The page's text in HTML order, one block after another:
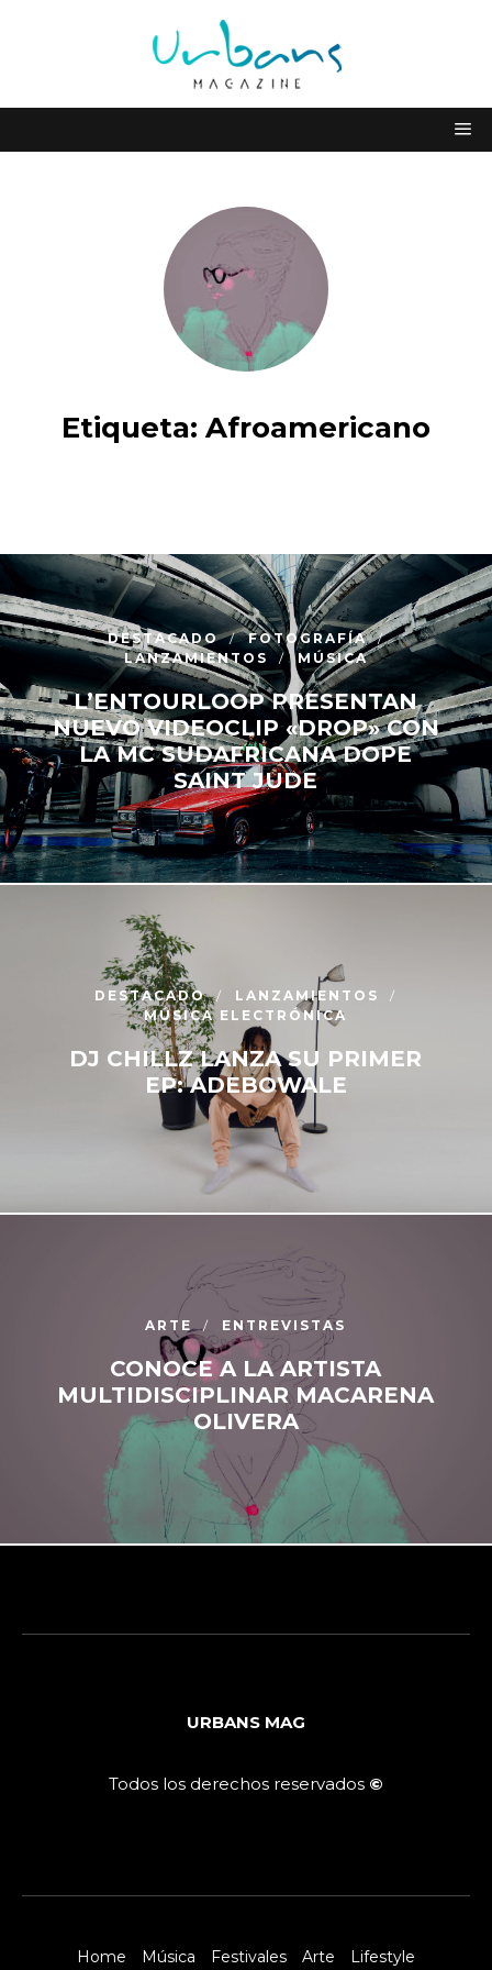
Etiqueta: Afroamericano
DESTACADO
FOTOGRAFÍA
LANZAMIENTOS
MÚSICA
L’ENTOURLOOP PRESENTAN
NUEVO VIDEOCLIP «DROP» CON
LA MC SUDAFRICANA DOPE
SAINT JUDE
DESTACADO
LANZAMIENTOS
MÚSICA ELECTRÓNICA
DJ CHILLZ LANZA SU PRIMER
EP: ADEBOWALE
ARTE ENTREVISTAS
CONOCE A LA ARTISTA
MULTIDISCIPLINAR MACARENA
OLIVERA
URBANS MAG
Todos los derechos reservados ©
Home Música Festivales Arte Lifestyle